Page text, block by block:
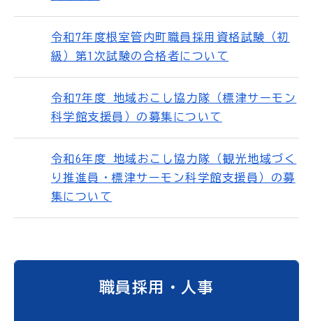
令和7年度根室管内町職員採用資格試験（初
級）第1次試験の合格者について
令和7年度 地域おこし協力隊（標津サーモン
科学館支援員）の募集について
令和6年度 地域おこし協力隊（観光地域づく
り推進員・標津サーモン科学館支援員）の募
集について
職員採用・人事